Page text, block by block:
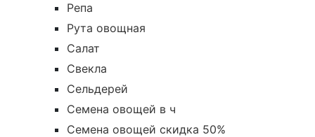
Репа
Рута овощная
Салат
Свекла
Сельдерей
Семена овощей в ч
Семена овощей скидка 50%